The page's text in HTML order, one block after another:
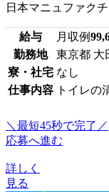
日本マニュファク
給与 月収例
勤務地
東京都 大
寮・社宅 なし
仕事内容 トイレの
＼最短45秒で完了／
応募へ進む
詳しく
見る